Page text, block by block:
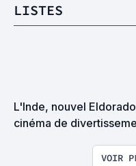
LISTES
L'Inde, nouvel
cinéma de
VOIR